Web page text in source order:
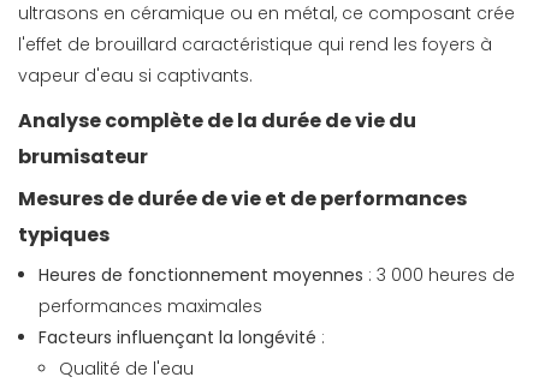
ultrasons en céramique ou en métal, ce composant crée
l'effet de brouillard caractéristique qui rend les foyers à
vapeur d'eau si captivants.
Analyse complète de la durée de vie du
brumisateur
Mesures de durée de vie et de performances
typiques
Heures de fonctionnement moyennes : 3 000 heures de
performances maximales
Facteurs influençant la longévité :
Qualité de l'eau